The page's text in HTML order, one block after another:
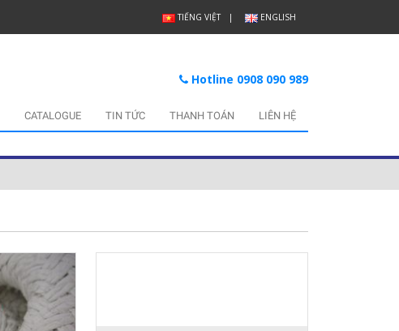
TIẾNG VIỆT ENGLISH
Hotline 0908 090 989
CATALOGUE TIN TỨC THANH TOÁN LIÊN HỆ